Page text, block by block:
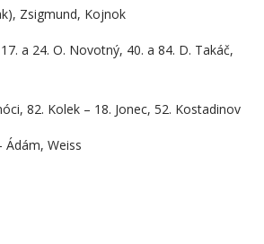
Zsigmund, Kojnok
a 24. O. Novotný, 40. a 84. D. Takáč,
82. Kolek – 18. Jonec, 52. Kostadinov
Ádám, Weiss